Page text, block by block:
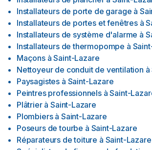
Installateurs de porte de garage à
Installateurs de portes et fenêtres à
Installateurs de système d'alarme à
Installateurs de thermopompe à
Maçons à Saint-Lazare
Nettoyeur de conduit de ventilation à
Paysagistes à Saint-Lazare
Peintres professionnels à Saint-
Plâtrier à Saint-Lazare
Plombiers à Saint-Lazare
Poseurs de tourbe à Saint-Lazare
Réparateurs de toiture à Saint-Lazare